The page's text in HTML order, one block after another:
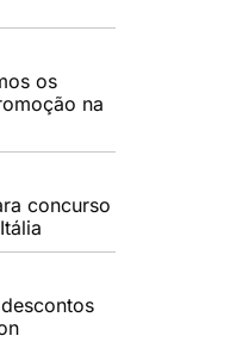
os
na
concurso